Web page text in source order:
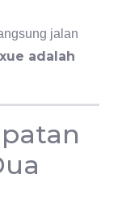
jalan
adalah